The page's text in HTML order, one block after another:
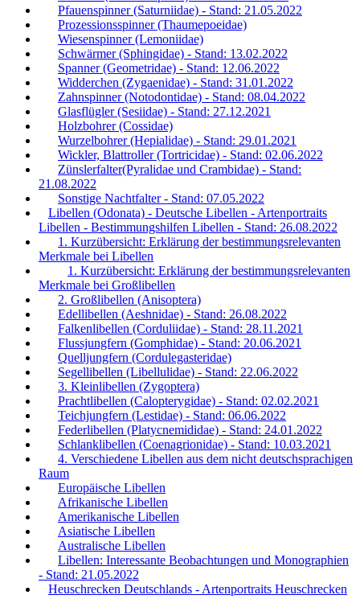
Pfauenspinner (Saturniidae) - Stand: 21.05.2022
Prozessionsspinner (Thaumepoeidae)
Wiesenspinner (Lemoniidae)
Schwärmer (Sphingidae) - Stand: 13.02.2022
Spanner (Geometridae) - Stand: 12.06.2022
Widderchen (Zygaenidae) - Stand: 31.01.2022
Zahnspinner (Notodontidae) - Stand: 08.04.2022
Glasflügler (Sesiidae) - Stand: 27.12.2021
Holzbohrer (Cossidae)
Wurzelbohrer (Hepialidae) - Stand: 29.01.2021
Wickler, Blattroller (Tortricidae) - Stand: 02.06.2022
Zünslerfalter(Pyralidae und Crambidae) - Stand:
21.08.2022
Sonstige Nachtfalter - Stand: 07.05.2022
Libellen (Odonata) - Deutsche Libellen - Artenportraits
Libellen - Bestimmungshilfen Libellen - Stand: 26.08.2022
1. Kurzübersicht: Erklärung der bestimmungsrelevanten
Merkmale bei Libellen
1. Kurzübersicht: Erklärung der bestimmungsrelevanten
Merkmale bei Großlibellen
2. Großlibellen (Anisoptera)
Edellibellen (Aeshnidae) - Stand: 26.08.2022
Falkenlibellen (Corduliidae) - Stand: 28.11.2021
Flussjungfern (Gomphidae) - Stand: 20.06.2021
Quelljungfern (Cordulegasteridae)
Segellibellen (Libellulidae) - Stand: 22.06.2022
3. Kleinlibellen (Zygoptera)
Prachtlibellen (Calopterygidae) - Stand: 02.02.2021
Teichjungfern (Lestidae) - Stand: 06.06.2022
Federlibellen (Platycnemididae) - Stand: 24.01.2022
Schlanklibellen (Coenagrionidae) - Stand: 10.03.2021
4. Verschiedene Libellen aus dem nicht deutschsprachigen
Raum
Europäische Libellen
Afrikanische Libellen
Amerikanische Libellen
Asiatische Libellen
Australische Libellen
Libellen: Interessante Beobachtungen und Monographien
- Stand: 21.05.2022
Heuschrecken Deutschlands - Artenportraits Heuschrecken